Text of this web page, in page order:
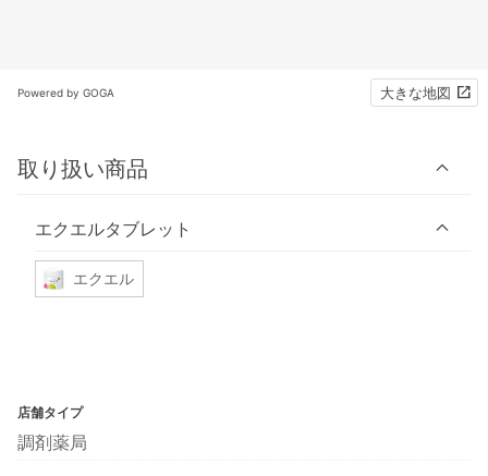
Powered by GOGA 大きな地図
取り扱い商品
エクエルタブレット
エクエル
店舗タイプ
調剤薬局